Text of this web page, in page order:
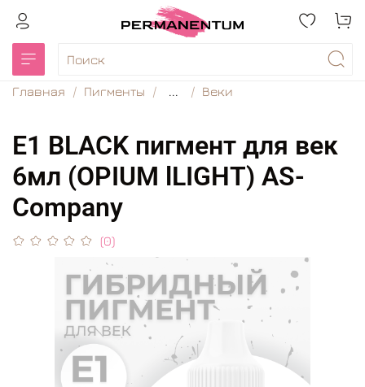
Главная Пигменты ... Веки
E1 BLACK пигмент для век
6мл (OPIUM lLIGHT) AS-
Company
(0)